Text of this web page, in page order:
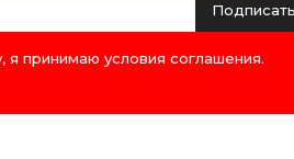
я принимаю условия соглашения.